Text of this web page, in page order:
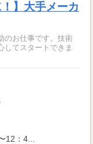
】大手メーカ
のお仕事です。技術
してスタートできま
12：4...